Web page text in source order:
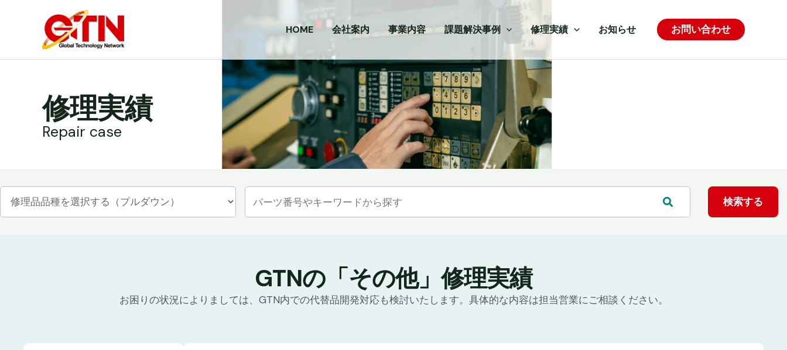
HOME 会社案内 事業内容 課題解決事例 修理実績 お知らせ お問い合わせ
修理実績
Repair case
GTNの「その他」修理実績
お困りの状況によりましては、GTN内での代替品開発対応も検討いたします。具体的な内容は担当営業にご相談ください。